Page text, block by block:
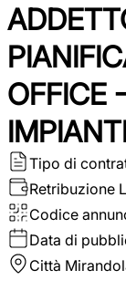
OFFICE
Tipo di
Retribuzione
Codice
Data di
Città